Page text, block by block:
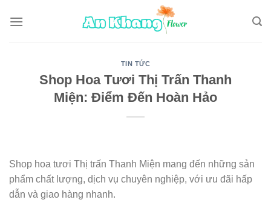
TIN TỨC
Shop Hoa Tươi Thị Trấn Thanh
Miện: Điểm Đến Hoàn Hảo
Shop hoa tươi Thị trấn Thanh Miện mang đến những sản
phẩm chất lượng, dịch vụ chuyên nghiệp, với ưu đãi hấp
dẫn và giao hàng nhanh.